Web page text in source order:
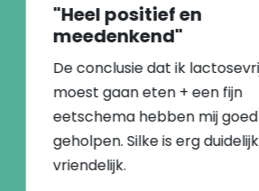
"Heel positief en
meedenkend"
De conclusie dat ik
moest gaan eten + een fijn
eetschema hebben mij goed
geholpen. Silke is erg
vriendelijk.